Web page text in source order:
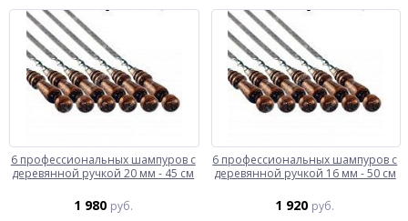
6 профессиональных шампуров с
деревянной ручкой 20 мм - 45 см
1 980 руб.
6 профессиональных шампуров с
деревянной ручкой 16 мм - 50 см
1 920 руб.